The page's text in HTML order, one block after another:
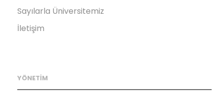
Sayılarla Üniversitemiz
İletişim
YÖNETİM